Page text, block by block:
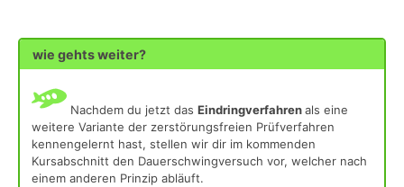
wie gehts weiter?
Nachdem du jetzt das Eindringverfahrenals eine
weitere Variante der zerstörungsfreien Prüfverfahren
kennengelernt hast, stellen wir dir im kommenden
Kursabschnitt den Dauerschwingversuch vor, welcher nach
einem anderen Prinzip abläuft.